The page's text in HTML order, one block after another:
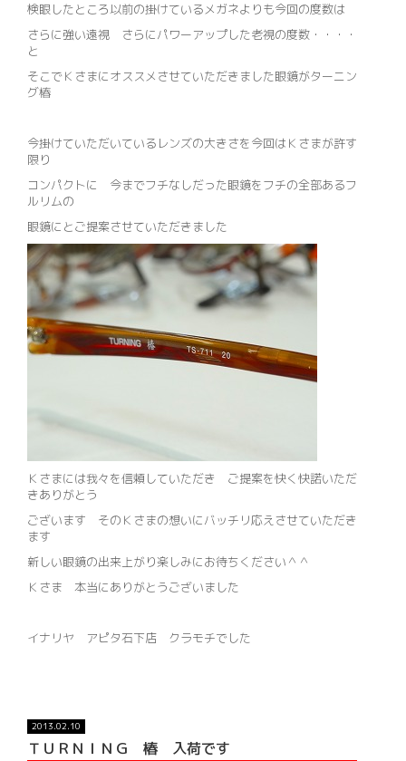
検眼したところ以前の掛けているメガネよりも今回の度数は
さらに強い遠視 さらにパワーアップした老視の度数・・・・
と
そこでＫさまにオススメさせていただきました眼鏡がターニン
グ椿
今掛けていただいているレンズの大きさを今回はＫさまが許す
限り
コンパクトに 今までフチなしだった眼鏡をフチの全部あるフ
ルリムの
眼鏡にとご提案させていただきました
Ｋさまには我々を信頼していただき ご提案を快く快諾いただ
きありがとう
ございます そのＫさまの想いにバッチリ応えさせていただき
ます
新しい眼鏡の出来上がり楽しみにお待ちください＾＾
Ｋさま 本当にありがとうございました
イナリヤ アピタ石下店 クラモチでした
2013.02.10
ＴＵＲＮＩＮＧ 椿 入荷です